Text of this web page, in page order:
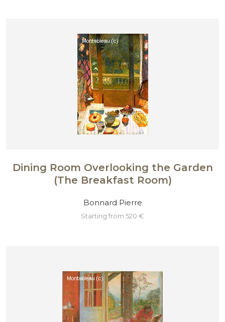
Dining Room Overlooking the Garden
(The Breakfast Room)
Bonnard Pierre
starting from 520 €